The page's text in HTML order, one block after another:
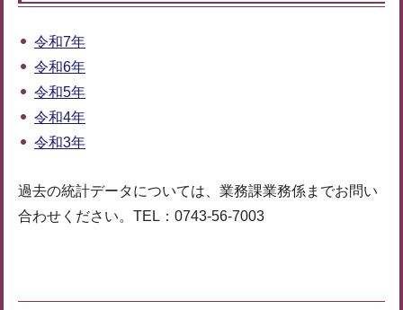
令和7年
令和6年
令和5年
令和4年
令和3年
過去の統計データについては、業務課業務係までお問い
合わせください。TEL：0743-56-7003